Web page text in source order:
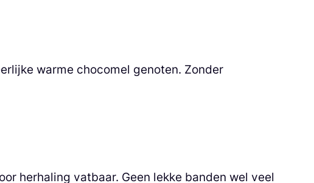
warme chocomel genoten. Zonder
herhaling vatbaar. Geen lekke banden wel veel